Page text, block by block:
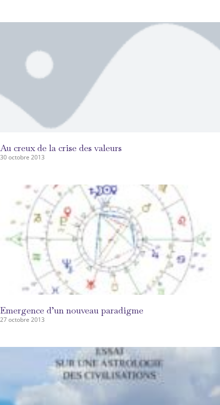
Au creux de la crise des valeurs
30 octobre 2013
Emergence d’un nouveau paradigme
27 octobre 2013